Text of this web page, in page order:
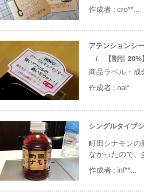
作成者 : cro**...
アテンションシ
/ 【割引 20%
商品ラベル・成
作成者 : nai*
シングルタイプ
町田シナモンの
なかったので、
作成者 : inf**...